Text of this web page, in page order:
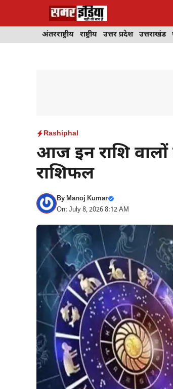
अंतरराष्ट्रीय राष्ट्रीय उत्तर प्रदेश उत्तराखंड
Rashiphal
आज इन राशि
राशिफल
ByManoj Kumar
On: July 8, 2026 8:12 AM